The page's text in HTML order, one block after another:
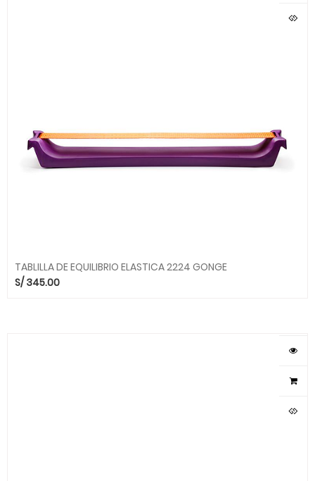
TABLILLA DE EQUILIBRIO ELASTICA 2224 GONGE
S/345.00